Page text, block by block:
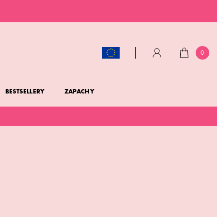
KOSZYK
0
BESTSELLERY ZAPACHY